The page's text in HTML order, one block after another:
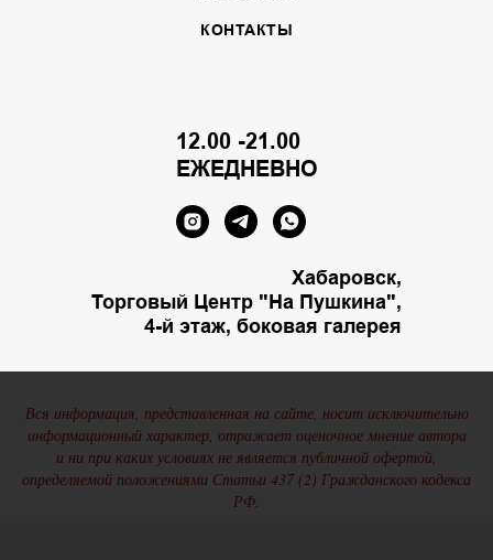
КОНТАКТЫ
12.00 -21.00
ЕЖЕДНЕВНО
Хабаровск,
Торговый Центр "На Пушкина",
4-й этаж, боковая галерея
Вся информация, представленная на сайте, носит исключительно
информационный характер, отражает оценочное мнение автора
и ни при каких условиях не является публичной офертой,
определяемой положениями Статьи 437 (2) Гражданского кодекса
РФ.